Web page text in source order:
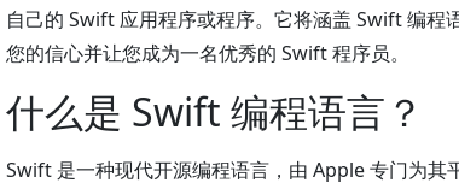
自己的 Swift 应用程序或程序。它将涵盖 Swift 编程
您的信心并让您成为一名优秀的 Swift 程序员。
什么是 Swift 编程语言？
Swift 是一种现代开源编程语言，由 Apple 专门为其